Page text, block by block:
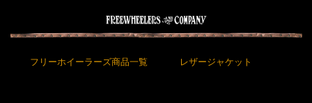
フリーホイーラーズ商品一覧 レザージャケット